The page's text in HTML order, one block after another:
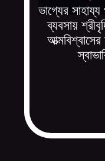
ভাগ্যের সাহায্য
ব্যবসায়
আত্মবিশ্বাসের